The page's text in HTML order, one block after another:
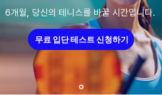
6개월, 당신의 테니스를 바꿀 시간입니다.
무료 입단 테스트 신청하기